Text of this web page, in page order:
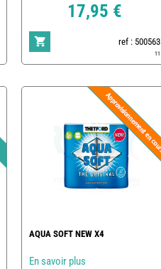
17,95 €
ref : 500563
11
AQUA SOFT NEW X4
En savoir plus